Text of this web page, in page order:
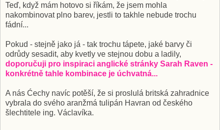
Teď, když mám hotovo si říkám, že jsem mohla
nakombinovat plno barev, jestli to takhle nebude trochu
fádní...
Pokud - stejně jako já - tak trochu tápete, jaké barvy či
odrůdy sesadit, aby kvetly ve stejnou dobu a ladily,
doporučuji pro inspiraci anglické stránky Sarah Raven -
konkrétně tahle kombinace je úchvatná...
A nás Ćechy navíc potěší, že si proslulá britská zahradnice
vybrala do svého aranžmá tulipán Havran od českého
šlechtitele ing. Václavíka.